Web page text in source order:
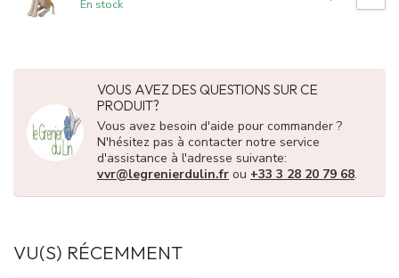
En stock
VOUS AVEZ DES QUESTIONS SUR CE
PRODUIT?
Vous avez besoin d'aide pour commander ?
N'hésitez pas à contacter notre service
d'assistance à l'adresse suivante:
vvr@legrenierdulin.fr ou +33 3 28 20 79 68.
VU(S) RÉCEMMENT